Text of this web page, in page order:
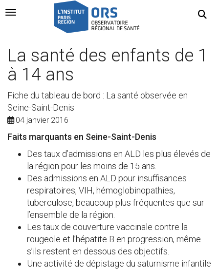
Navigation Toggle
La santé des enfants de 1
à 14 ans
Fiche du tableau de bord : La santé observée en
Seine-Saint-Denis
04 janvier 2016
Faits marquants en Seine-Saint-Denis
Des taux d’admissions en ALD les plus élevés de
la région pour les moins de 15 ans.
Des admissions en ALD pour insuffisances
respiratoires, VIH, hémoglobinopathies,
tuberculose, beaucoup plus fréquentes que sur
l’ensemble de la région.
Les taux de couverture vaccinale contre la
rougeole et l’hépatite B en progression, même
s’ils restent en dessous des objectifs.
Une activité de dépistage du saturnisme infantile